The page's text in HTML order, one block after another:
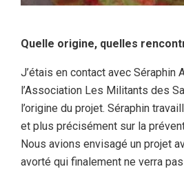
Quelle origine, quelles
J’étais en contact avec Séraphin
l’Association Les Militants des
l’origine du projet. Séraphin
et plus précisément sur la
Nous avions envisagé un projet
avorté qui finalement ne verra